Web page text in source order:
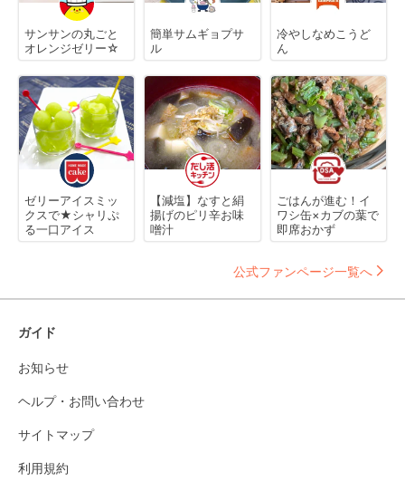
サンサンの丸ごと
オレンジゼリー☆
簡単サムギョプサ
ル
冷やしなめこうど
ん
ゼリーアイスミッ
クスで★シャリぷ
る一口アイス
【減塩】なすと絹
揚げのピリ辛お味
噌汁
ごはんが進む！イ
ワシ缶×カブの葉で
即席おかず
公式ファンページ一覧へ
ガイド
お知らせ
ヘルプ・お問い合わせ
サイトマップ
利用規約